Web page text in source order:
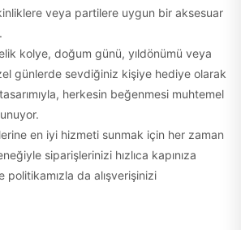
veya partilere uygun bir aksesuar
kolye, doğum günü, yıldönümü veya
günlerde sevdiğiniz kişiye hediye olarak
herkesin beğenmesi muhtemel
en iyi hizmeti sunmak için her zaman
siparişlerinizi hızlıca kapınıza
da alışverişinizi